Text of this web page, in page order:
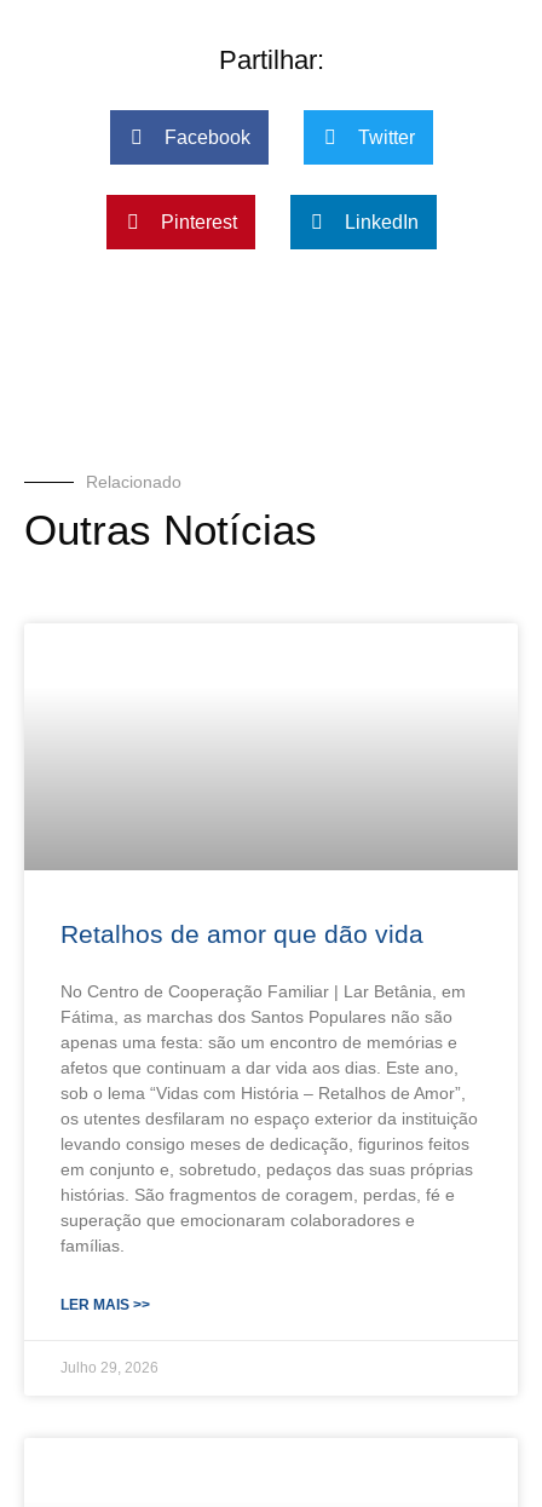
Partilhar:
Facebook Twitter
Pinterest LinkedIn
Relacionado
Outras Notícias
Retalhos de amor que dão vida
No Centro de Cooperação Familiar | Lar Betânia, em
Fátima, as marchas dos Santos Populares não são
apenas uma festa: são um encontro de memórias e
afetos que continuam a dar vida aos dias. Este ano,
sob o lema “Vidas com História – Retalhos de Amor”,
os utentes desfilaram no espaço exterior da instituição
levando consigo meses de dedicação, figurinos feitos
em conjunto e, sobretudo, pedaços das suas próprias
histórias. São fragmentos de coragem, perdas, fé e
superação que emocionaram colaboradores e
famílias.
LER MAIS >>
Julho 29, 2026